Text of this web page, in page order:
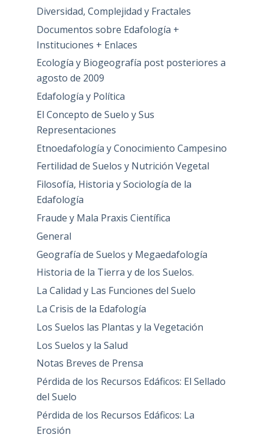
Diversidad, Complejidad y Fractales
Documentos sobre Edafología +
Instituciones + Enlaces
Ecología y Biogeografía post posteriores a
agosto de 2009
Edafología y Política
El Concepto de Suelo y Sus
Representaciones
Etnoedafología y Conocimiento Campesino
Fertilidad de Suelos y Nutrición Vegetal
Filosofía, Historia y Sociología de la
Edafología
Fraude y Mala Praxis Científica
General
Geografía de Suelos y Megaedafología
Historia de la Tierra y de los Suelos.
La Calidad y Las Funciones del Suelo
La Crisis de la Edafología
Los Suelos las Plantas y la Vegetación
Los Suelos y la Salud
Notas Breves de Prensa
Pérdida de los Recursos Edáficos: El Sellado
del Suelo
Pérdida de los Recursos Edáficos: La
Erosión